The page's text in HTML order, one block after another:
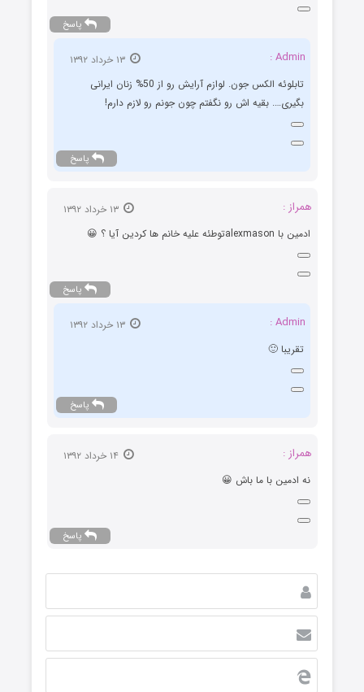
پاسخ
Admin :
تابلوئه الکس جون. لوازم آرایش رو از 50% زنان ایرانی
بگیری…. بقیه اش رو نگفتم چون جونم رو لازم دارم!
پاسخ
همراز :
ادمین با alexmasonتوطئه علیه خانم ها کردین آیا ؟ 😀
پاسخ
Admin :
تقریبا 🙂
پاسخ
همراز :
نه ادمین با ما باش 😀
پاسخ